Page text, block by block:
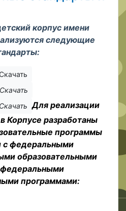
корпус имени
следующие
Скачать
Скачать Для реализации
Корпусе разработаны
программы
с федеральными
образовательными
федеральными
программами: